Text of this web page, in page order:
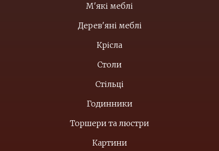
М'які меблі
Дерев'яні меблі
Крісла
Столи
Стільці
Годинники
Торшери та люстри
Картини